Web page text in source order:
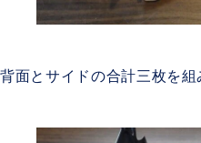
背面とサイドの合計三枚を組